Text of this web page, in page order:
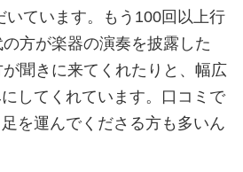
いています。もう100回以上行
方が楽器の演奏を披露した
聞きに来てくれたりと、幅広
してくれています。口コミで
を運んでくださる方も多いん